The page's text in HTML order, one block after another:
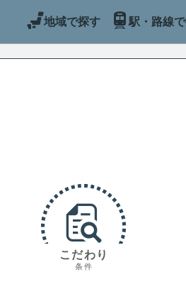
地域で探す 駅・路線
こだわり
条件